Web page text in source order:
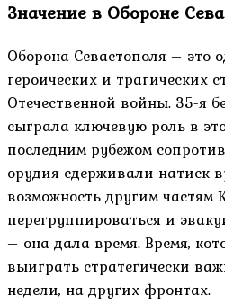
Значение в Обороне
Оборона Севастополя – это
героических и трагических
Отечественной войны. 35-я
сыграла ключевую роль в
последним рубежом
орудия сдерживали натиск
возможность другим частям
перегруппироваться и
– она дала время. Время,
выиграть стратегически
недели, на других фронтах.